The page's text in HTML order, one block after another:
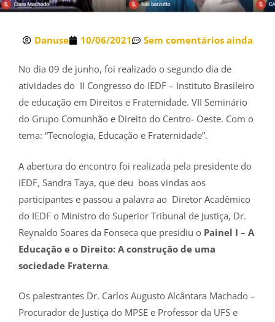
Danuse 10/06/2021 Sem comentários ainda
No dia 09 de junho, foi realizado o segundo dia de
atividades do II Congresso do IEDF – Instituto Brasileiro
de educação em Direitos e Fraternidade. VII Seminário
do Grupo Comunhão e Direito do Centro- Oeste. Com o
tema: “Tecnologia, Educação e Fraternidade”.
A abertura do encontro foi realizada pela presidente do
IEDF, Sandra Taya, que deu boas vindas aos
participantes e passou a palavra ao Diretor Acadêmico
do IEDF o Ministro do Superior Tribunal de Justiça, Dr.
Reynaldo Soares da Fonseca que presidiu o Painel I – A
Educação e o Direito: A construção de uma
sociedade Fraterna.
Os palestrantes Dr. Carlos Augusto Alcântara Machado –
Procurador de Justiça do MPSE e Professor da UFS e